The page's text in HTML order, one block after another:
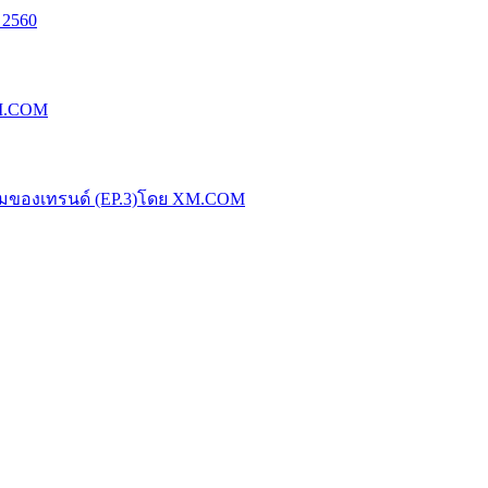
งเทรนด์ (EP.3)โดย XM.COM